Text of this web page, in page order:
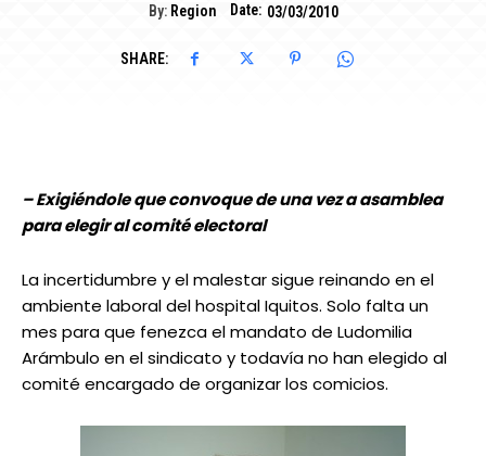
By: Region Date: 03/03/2010
SHARE:
– Exigiéndole que convoque de una vez a asamblea
para elegir al comité electoral
La incertidumbre y el malestar sigue reinando en el
ambiente laboral del hospital Iquitos. Solo falta un
mes para que fenezca el mandato de Ludomilia
Arámbulo en el sindicato y todavía no han elegido al
comité encargado de organizar los comicios.